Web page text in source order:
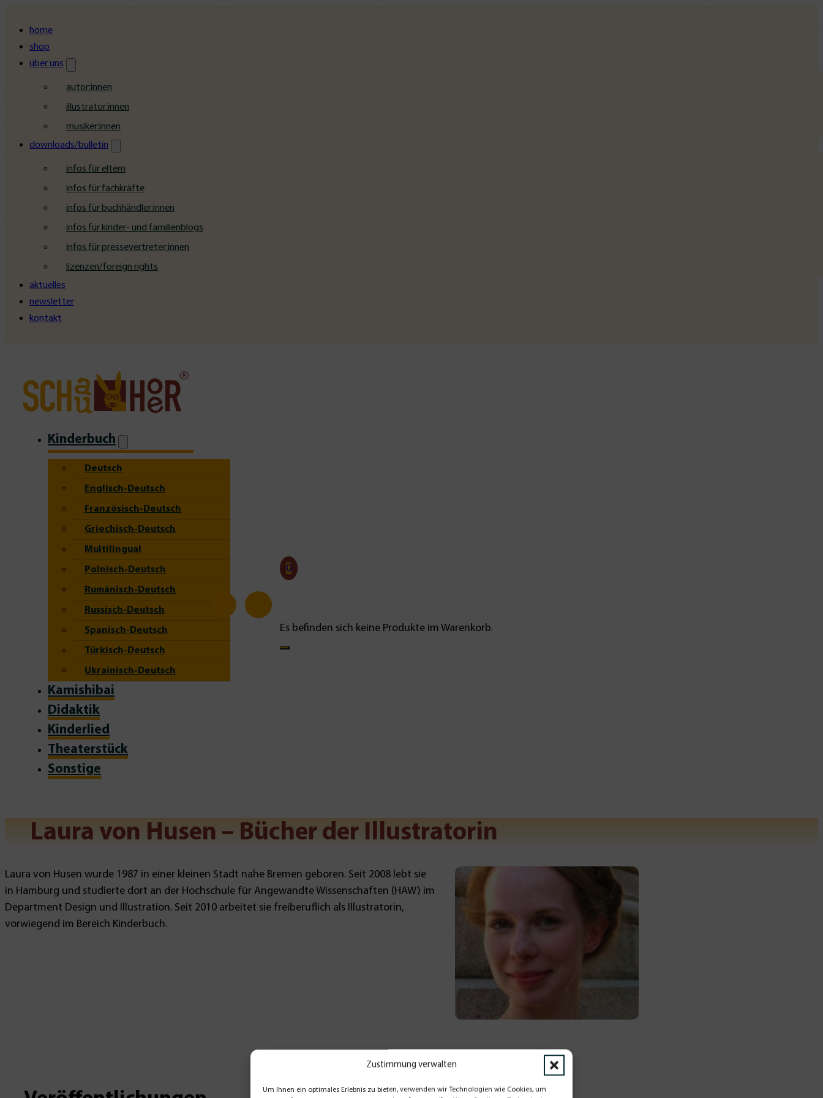
Zustimmung verwalten
Um Ihnen ein optimales Erlebnis zu bieten, verwenden wir Technologien wie Cookies, um
home
shop
über uns
autor:innen
illustrator:innen
musiker:innen
downloads/bulletin
infos für eltern
infos für fachkräfte
infos für buchhändler:innen
infos für kinder- und familienblogs
infos für pressevertreter:innen
lizenzen/foreign rights
aktuelles
newsletter
kontakt
Kinderbuch
Deutsch
Englisch-Deutsch
Französisch-Deutsch
Griechisch-Deutsch
Multilingual
Polnisch-Deutsch
Rumänisch-Deutsch
Russisch-Deutsch
Spanisch-Deutsch
Türkisch-Deutsch
Ukrainisch-Deutsch
Kamishibai
Didaktik
Kinderlied
Theaterstück
Sonstige
0
Es befinden sich keine Produkte im Warenkorb.
Laura von Husen – Bücher der Illustratorin
Laura von Husen wurde 1987 in einer kleinen Stadt nahe Bremen geboren. Seit 2008 lebt sie
in Hamburg und studierte dort an der Hochschule für Angewandte Wissenschaften (HAW) im
Department Design und Illustration. Seit 2010 arbeitet sie freiberuflich als Illustratorin,
vorwiegend im Bereich Kinderbuch.